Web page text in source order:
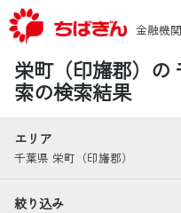
金融機
栄町（印旛郡）の
索の検索結果
エリア
千葉県 栄町（印旛郡）
絞り込み